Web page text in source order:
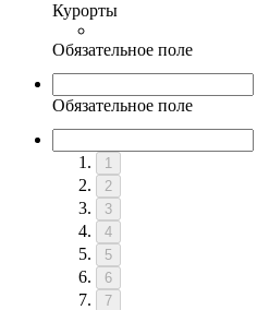
Курорты
Обязательное поле
Обязательное поле
1
2
3
4
5
6
7